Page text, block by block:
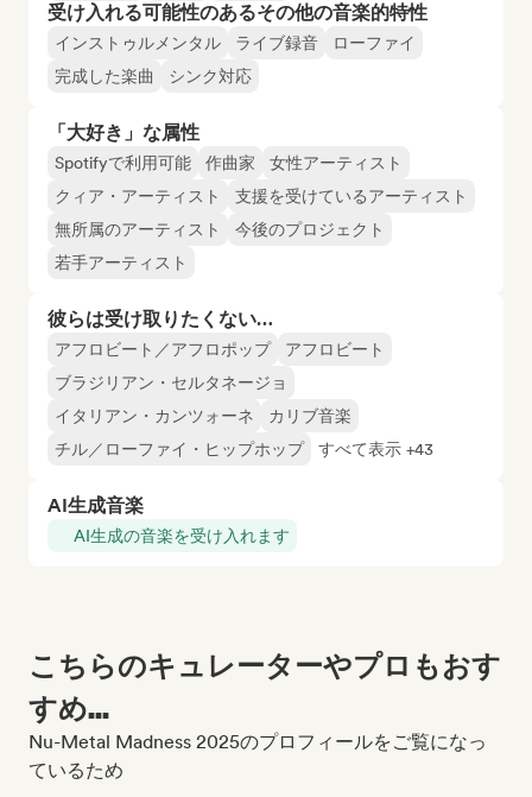
受け入れる可能性のあるその他の音楽的特性
インストゥルメンタル ライブ録音
ローファイ
完成した楽曲
シンク対応
「大好き」な属性
Spotifyで利用可能 作曲家
女性アーティスト
クィア・アーティスト
支援を受けているアーティスト
無所属のアーティスト
今後のプロジェクト
若手アーティスト
彼らは受け取りたくない…
アフロビート／アフロポップ
アフロビート
ブラジリアン・セルタネージョ
イタリアン・カンツォーネ
カリブ音楽
チル／ローファイ・ヒップホップ
すべて表示 +43
AI生成音楽
AI生成の音楽を受け入れます
こちらのキュレーターやプロもおす
すめ...
Nu-Metal Madness 2025のプロフィールをご覧になっ
ているため